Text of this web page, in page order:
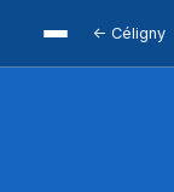
← Céligny